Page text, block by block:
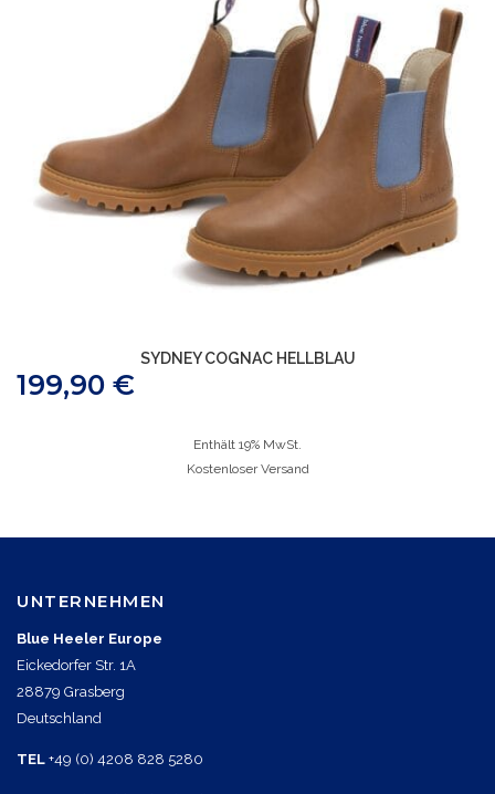
SYDNEY COGNAC HELLBLAU
199,90 €
Enthält 19% MwSt.
Kostenloser Versand
UNTERNEHMEN
Blue Heeler Europe
Eickedorfer Str. 1A
28879 Grasberg
Deutschland
TEL +49 (0) 4208 828 5280